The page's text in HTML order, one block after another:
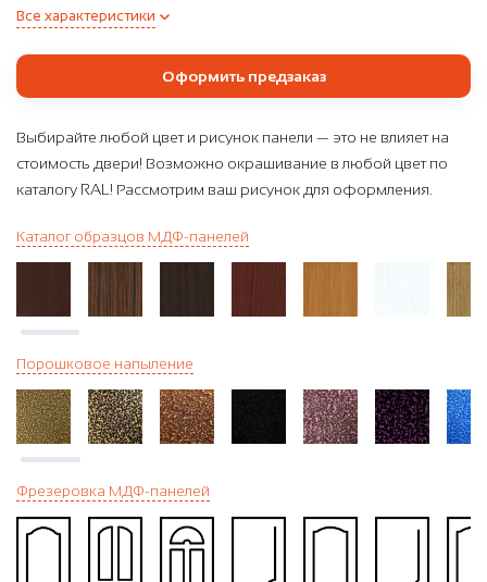
Все характеристики
Оформить предзаказ
Выбирайте любой цвет и рисунок панели — это не влияет на
стоимость двери! Возможно окрашивание в любой цвет по
каталогу RAL! Рассмотрим ваш рисунок для оформления.
Каталог образцов МДФ-панелей
Порошковое напыление
Фрезеровка МДФ-панелей